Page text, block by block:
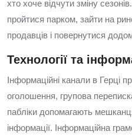
хто хоче відчути зміну
пройтися парком, зайти на
продавців і повернутися
Технології та
Інформаційні канали в Герці
оголошення, групова
пабліки допомагають
інформації. Інформаційна